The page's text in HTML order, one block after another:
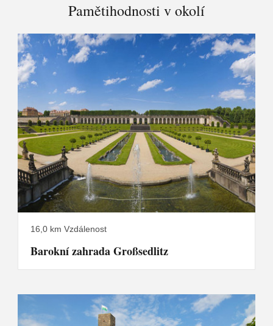
Pamětihodnosti v okolí
16,0 km Vzdálenost
Barokní zahrada Großsedlitz